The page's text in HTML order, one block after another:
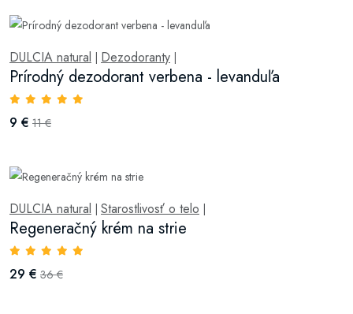
DULCIA natural Dezodoranty
Prírodný dezodorant verbena - levanduľa
9 € 11 €
DULCIA natural | Starostlivosť o telo |
Regeneračný krém na strie
29 € 36 €